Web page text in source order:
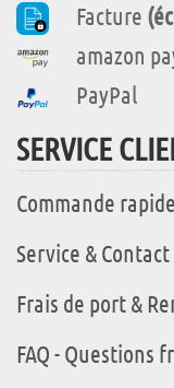
Facture
amazon
PayPal
SERVICE
Commande rapide
Service & Contact
Frais de port &
FAQ - Questions